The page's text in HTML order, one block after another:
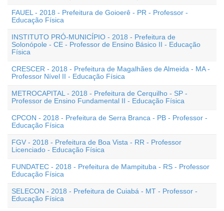
FAUEL - 2018 - Prefeitura de Goioerê - PR - Professor -
Educação Física
INSTITUTO PRÓ-MUNICÍPIO - 2018 - Prefeitura de
Solonópole - CE - Professor de Ensino Básico II - Educação
Física
CRESCER - 2018 - Prefeitura de Magalhães de Almeida - MA -
Professor Nível II - Educação Física
METROCAPITAL - 2018 - Prefeitura de Cerquilho - SP -
Professor de Ensino Fundamental II - Educação Física
CPCON - 2018 - Prefeitura de Serra Branca - PB - Professor -
Educação Física
FGV - 2018 - Prefeitura de Boa Vista - RR - Professor
Licenciado - Educação Física
FUNDATEC - 2018 - Prefeitura de Mampituba - RS - Professor
Educação Física
SELECON - 2018 - Prefeitura de Cuiabá - MT - Professor -
Educação Física